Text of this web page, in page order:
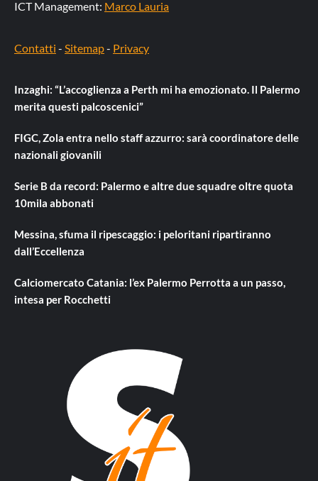
ICT Management: Marco Lauria
Contatti - Sitemap- Privacy
Inzaghi: “L’accoglienza a Perth mi ha emozionato. Il Palermo
merita questi palcoscenici”
FIGC, Zola entra nello staff azzurro: sarà coordinatore delle
nazionali giovanili
Serie B da record: Palermo e altre due squadre oltre quota
10mila abbonati
Messina, sfuma il ripescaggio: i peloritani ripartiranno
dall’Eccellenza
Calciomercato Catania: l’ex Palermo Perrotta a un passo,
intesa per Rocchetti